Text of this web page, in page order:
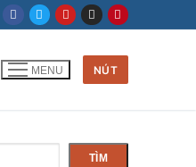
MENU NÚT
TÌM